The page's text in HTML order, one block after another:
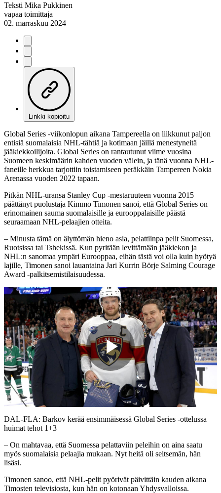
Teksti Mika Pukkinen
vapaa toimittaja
02. marraskuu 2024
Linkki kopioitu
Global Series -viikonlopun aikana Tampereella on liikkunut paljon
entisiä suomalaisia NHL-tähtiä ja kotimaan jäillä menestyneitä
jääkiekkoilijoita. Global Series on rantautunut viime vuosina
Suomeen keskimäärin kahden vuoden välein, ja tänä vuonna NHL-
faneille herkkua tarjottiin toistamiseen peräkkäin Tampereen Nokia
Arenassa vuoden 2022 tapaan.
Pitkän NHL-uransa Stanley Cup -mestaruuteen vuonna 2015
päättänyt puolustaja Kimmo Timonen sanoi, että Global Series on
erinomainen sauma suomalaisille ja eurooppalaisille päästä
seuraamaan NHL-pelaajien otteita.
– Minusta tämä on älyttömän hieno asia, pelattiinpa pelit Suomessa,
Ruotsissa tai Tshekissä. Kun pyritään levittämään jääkiekon ja
NHL:n sanomaa ympäri Eurooppaa, eihän tästä voi olla kuin hyötyä
lajille, Timonen sanoi lauantaina Jari Kurrin Börje Salming Courage
Award -palkitsemistilaisuudessa.
Play
Video
DAL-FLA: Barkov kerää ensimmäisessä Global Series -ottelussa
huimat tehot 1+3
– On mahtavaa, että Suomessa pelattaviin peleihin on aina saatu
myös suomalaisia pelaajia mukaan. Nyt heitä oli seitsemän, hän
lisäsi.
Timonen sanoo, että NHL-pelit pyörivät päivittäin kauden aikana
Timosten televisiosta, kun hän on kotonaan Yhdysvalloissa.